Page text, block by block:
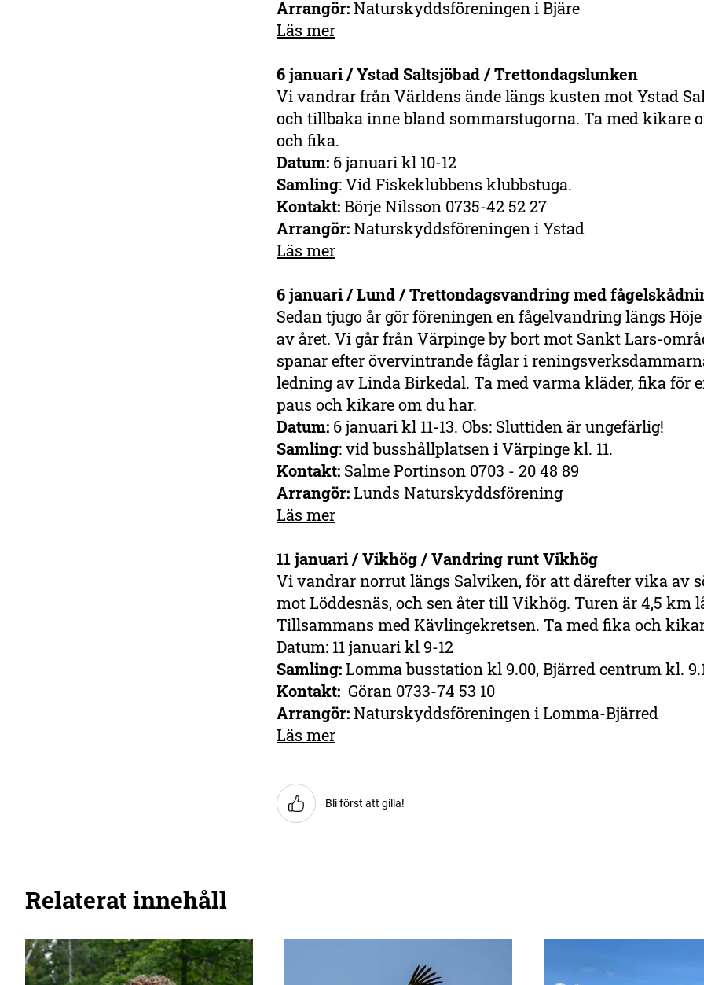
Arrangör:Naturskyddsföreningen i Bjäre
Läs mer
6 januari / Ystad Saltsjöbad / Trettondagslunken
Vi vandrar från Världens ände längs kusten mot Ystad
och tillbaka inne bland sommarstugorna. Ta med kikare
och fika.
Datum: 6 januari kl 10-12
Samling: Vid Fiskeklubbens klubbstuga.
Kontakt:Börje Nilsson 0735-42 52 27
Arrangör:Naturskyddsföreningen i Ystad
Läs mer
6 januari / Lund / Trettondagsvandring med
Sedan tjugo år gör föreningen en fågelvandring längs
av året. Vi går från Värpinge by bort mot Sankt Lars-
spanar efter övervintrande fåglar i
ledning av Linda Birkedal. Ta med varma kläder, fika för
paus och kikare om du har.
Datum: 6 januari kl 11-13. Obs: Sluttiden är ungefärlig!
Samling: vid busshållplatsen i Värpinge kl. 11.
Kontakt: Salme Portinson 0703 - 20 48 89
Arrangör:Lunds Naturskyddsförening
Läs mer
11 januari / Vikhög / Vandring runt Vikhög
Vi vandrar norrut längs Salviken, för att därefter vika av
mot Löddesnäs, och sen åter till Vikhög. Turen är 4,5 km
Tillsammans med Kävlingekretsen. Ta med fika och
Datum: 11 januari kl 9-12
Samling:Lomma busstation kl 9.00, Bjärred centrum kl.
Kontakt: Göran 0733-74 53 10
Arrangör:Naturskyddsföreningen i Lomma-Bjärred
Läs mer
Bli först att gilla!
Relaterat innehåll